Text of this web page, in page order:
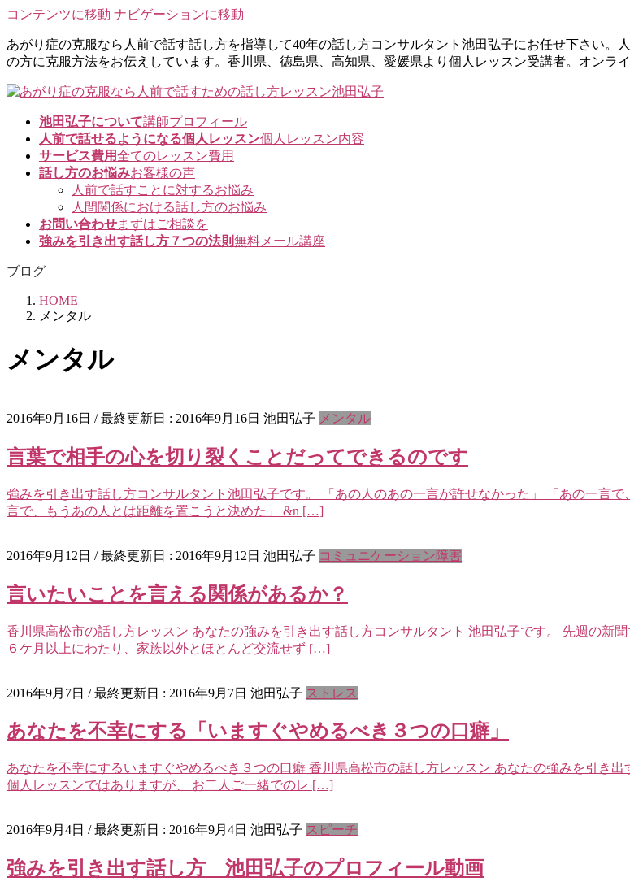
コンテンツに移動 ナビゲーションに移動
あがり症の克服なら人前で話す話し方を指導して40年の話し方コンサルタント池田弘子にお任せ下さい
の方に克服方法をお伝えしています。香川県、徳島県、高知県、愛媛県より個人レッスン受講者。オンライ
池田弘子について講師プロフィール
人前で話せるようになる個人レッスン個人レッスン内容
サービス費用全てのレッスン費用
話し方のお悩みお客様の声
人前で話すことに対するお悩み
人間関係における話し方のお悩み
お問い合わせまずはご相談を
強みを引き出す話し方７つの法則無料メール講座
ブログ
HOME
メンタル
メンタル
2016年9月16日 / 最終更新日 : 2016年9月16日 池田弘子 メンタル
言葉で相手の心を切り裂くことだってできるのです
強みを引き出す話し方コンサルタント池田弘子です。 「あの人のあの一言が許せなかった」 「あの一言
言で、もうあの人とは距離を置こうと決めた」 &n […]
2016年9月12日 / 最終更新日 : 2016年9月12日 池田弘子 コミュニケーション障害
言いたいことを言える関係があるか？
香川県高松市の話し方レッスン あなたの強みを引き出す話し方コンサルタント 池田弘子です。 先週の新
６ケ月以上にわたり、家族以外とほとんど交流せず […]
2016年9月7日 / 最終更新日 : 2016年9月7日 池田弘子 ストレス
あなたを不幸にする「いますぐやめるべき３つの口癖」
あなたを不幸にするいますぐやめるべき３つの口癖 香川県高松市の話し方レッスン あなたの強みを引き
個人レッスンではありますが、 お二人ご一緒でのレ […]
2016年9月4日 / 最終更新日 : 2016年9月4日 池田弘子 スピーチ
強みを引き出す話し方 池田弘子のプロフィール動画